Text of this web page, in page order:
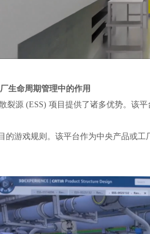
生命周期管理中的作用
裂源 (ESS) 项目提供了诸多优势。该
的游戏规则。该平台作为中央产品或